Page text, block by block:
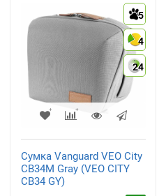
5
4
24
Сумка Vanguard VEO City
CB34M Gray (VEO CITY
CB34 GY)